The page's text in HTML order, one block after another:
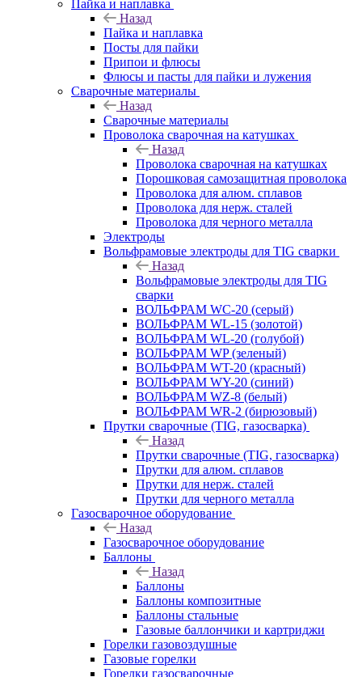
Пайка и наплавка
Назад
Пайка и наплавка
Посты для пайки
Припои и флюсы
Флюсы и пасты для пайки и лужения
Сварочные материалы
Назад
Сварочные материалы
Проволока сварочная на катушках
Назад
Проволока сварочная на катушках
Порошковая самозащитная проволока
Проволока для алюм. сплавов
Проволока для нерж. сталей
Проволока для черного металла
Электроды
Вольфрамовые электроды для TIG сварки
Назад
Вольфрамовые электроды для TIG
сварки
ВОЛЬФРАМ WC-20 (серый)
ВОЛЬФРАМ WL-15 (золотой)
ВОЛЬФРАМ WL-20 (голубой)
ВОЛЬФРАМ WP (зеленый)
ВОЛЬФРАМ WT-20 (красный)
ВОЛЬФРАМ WY-20 (синий)
ВОЛЬФРАМ WZ-8 (белый)
ВОЛЬФРАМ WR-2 (бирюзовый)
Прутки сварочные (TIG, газосварка)
Назад
Прутки сварочные (TIG, газосварка)
Прутки для алюм. сплавов
Прутки для нерж. сталей
Прутки для черного металла
Газосварочное оборудование
Назад
Газосварочное оборудование
Баллоны
Назад
Баллоны
Баллоны композитные
Баллоны стальные
Газовые баллончики и картриджи
Горелки газовоздушные
Газовые горелки
Горелки газосварочные